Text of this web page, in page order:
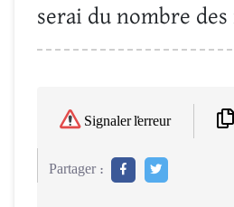
serai du nombre
Signaler l'erreur
Partager :